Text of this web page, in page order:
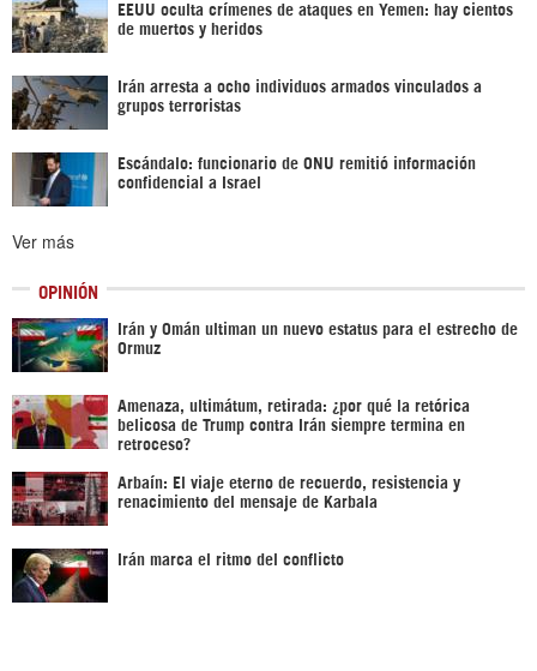
EEUU oculta crímenes de ataques en Yemen: hay cientos
de muertos y heridos
Irán arresta a ocho individuos armados vinculados a
grupos terroristas
Escándalo: funcionario de ONU remitió información
confidencial a Israel
Ver más
OPINIÓN
Irán y Omán ultiman un nuevo estatus para el estrecho de
Ormuz
Amenaza, ultimátum, retirada: ¿por qué la retórica
belicosa de Trump contra Irán siempre termina en
retroceso?
Arbaín: El viaje eterno de recuerdo, resistencia y
renacimiento del mensaje de Karbala
Irán marca el ritmo del conflicto